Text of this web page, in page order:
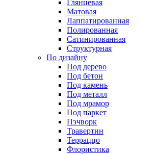
Глянцевая
Матовая
Лаппатированная
Полированная
Сатинированная
Структурная
По дизайну
Под дерево
Под бетон
Под камень
Под металл
Под мрамор
Под паркет
Пэчворк
Травертин
Терраццо
Флористика